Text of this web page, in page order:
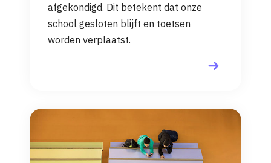
afgekondigd. Dit betekent dat onze
school gesloten blijft en toetsen
worden verplaatst.